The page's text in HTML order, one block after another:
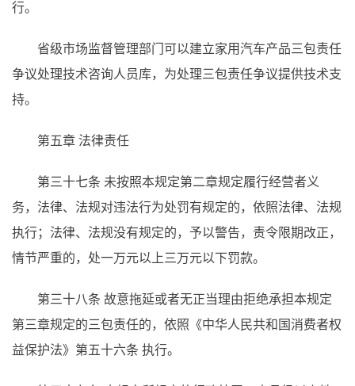
行。
省级市场监督管理部门可以建立家用汽车产品三包责任
争议处理技术咨询人员库，为处理三包责任争议提供技术支
持。
第五章 法律责任
第三十七条 未按照本规定第二章规定履行经营者义
务，法律、法规对违法行为处罚有规定的，依照法律、法规
执行；法律、法规没有规定的，予以警告，责令限期改正，
情节严重的，处一万元以上三万元以下罚款。
第三十八条 故意拖延或者无正当理由拒绝承担本规定
第三章规定的三包责任的，依照《中华人民共和国消费者权
益保护法》第五十六条 执行。